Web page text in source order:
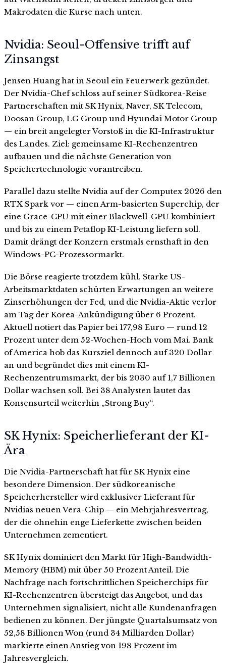
Makrodaten die Kurse nach unten.
Nvidia: Seoul-Offensive trifft auf
Zinsangst
Jensen Huang hat in Seoul ein Feuerwerk gezündet.
Der Nvidia-Chef schloss auf seiner Südkorea-Reise
Partnerschaften mit SK Hynix, Naver, SK Telecom,
Doosan Group, LG Group und Hyundai Motor Group
— ein breit angelegter Vorstoß in die KI-Infrastruktur
des Landes. Ziel: gemeinsame KI-Rechenzentren
aufbauen und die nächste Generation von
Speichertechnologie vorantreiben.
Parallel dazu stellte Nvidia auf der Computex 2026 den
RTX Spark vor — einen Arm-basierten Superchip, der
eine Grace-CPU mit einer Blackwell-GPU kombiniert
und bis zu einem Petaflop KI-Leistung liefern soll.
Damit drängt der Konzern erstmals ernsthaft in den
Windows-PC-Prozessormarkt.
Die Börse reagierte trotzdem kühl. Starke US-
Arbeitsmarktdaten schürten Erwartungen an weitere
Zinserhöhungen der Fed, und die Nvidia-Aktie verlor
am Tag der Korea-Ankündigung über 6 Prozent.
Aktuell notiert das Papier bei 177,98 Euro — rund 12
Prozent unter dem 52-Wochen-Hoch vom Mai. Bank
of America hob das Kursziel dennoch auf 320 Dollar
an und begründet dies mit einem KI-
Rechenzentrumsmarkt, der bis 2030 auf 1,7 Billionen
Dollar wachsen soll. Bei 38 Analysten lautet das
Konsensurteil weiterhin „Strong Buy“.
SK Hynix: Speicherlieferant der KI-
Ära
Die Nvidia-Partnerschaft hat für SK Hynix eine
besondere Dimension. Der südkoreanische
Speicherhersteller wird exklusiver Lieferant für
Nvidias neuen Vera-Chip — ein Mehrjahresvertrag,
der die ohnehin enge Lieferkette zwischen beiden
Unternehmen zementiert.
SK Hynix dominiert den Markt für High-Bandwidth-
Memory (HBM) mit über 50 Prozent Anteil. Die
Nachfrage nach fortschrittlichen Speicherchips für
KI-Rechenzentren übersteigt das Angebot, und das
Unternehmen signalisiert, nicht alle Kundenanfragen
bedienen zu können. Der jüngste Quartalsumsatz von
52,58 Billionen Won (rund 34 Milliarden Dollar)
markierte einen Anstieg von 198 Prozent im
Jahresvergleich.